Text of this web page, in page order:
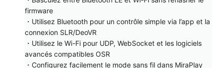
firmware
・Utilisez Bluetooth pour un contrôle simple via l’app et la
connexion SLR/DeoVR
・Utilisez le Wi-Fi pour UDP, WebSocket et les logiciels
avancés compatibles OSR
・Configurez facilement le mode sans fil dans MiraPlay